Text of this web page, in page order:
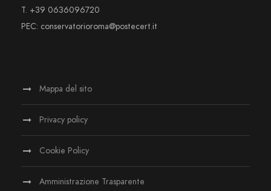
T. +39 0636096720
PEC: conservatorioroma@postecert.it
Mappa del sito
Privacy policy
Cookie Policy
Amministrazione Trasparente